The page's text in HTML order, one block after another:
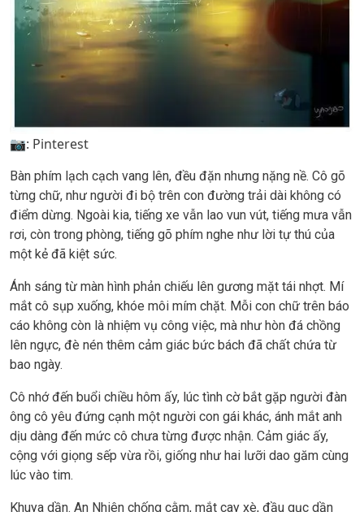
📷: Pinterest
Bàn phím lạch cạch vang lên, đều đặn nhưng nặng nề. Cô gõ
từng chữ, như người đi bộ trên con đường trải dài không có
điểm dừng. Ngoài kia, tiếng xe vẫn lao vun vút, tiếng mưa vẫn
rơi, còn trong phòng, tiếng gõ phím nghe như lời tự thú của
một kẻ đã kiệt sức.
Ánh sáng từ màn hình phản chiếu lên gương mặt tái nhợt. Mí
mắt cô sụp xuống, khóe môi mím chặt. Mỗi con chữ trên báo
cáo không còn là nhiệm vụ công việc, mà như hòn đá chồng
lên ngực, đè nén thêm cảm giác bức bách đã chất chứa từ
bao ngày.
Cô nhớ đến buổi chiều hôm ấy, lúc tình cờ bắt gặp người đàn
ông cô yêu đứng cạnh một người con gái khác, ánh mắt anh
dịu dàng đến mức cô chưa từng được nhận. Cảm giác ấy,
cộng với giọng sếp vừa rồi, giống như hai lưỡi dao găm cùng
lúc vào tim.
Khuya dần. An Nhiên chống cằm, mắt cay xè, đầu gục dần